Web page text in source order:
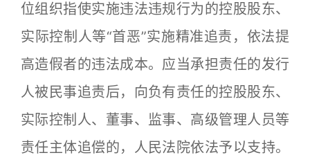
位组织指使实施违法违规行为的控股股东、
实际控制人等“首恶”实施精准追责，依法提
高造假者的违法成本。应当承担责任的发行
人被民事追责后，向负有责任的控股股东、
实际控制人、董事、监事、高级管理人员等
责任主体追偿的，人民法院依法予以支持。